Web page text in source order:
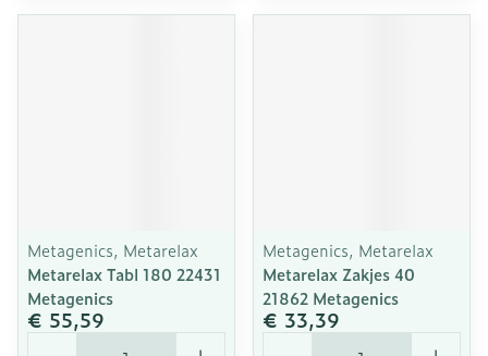
Metagenics, Metarelax
Metarelax Tabl 180 22431
Metagenics
€ 55,59
Aantal
Metagenics, Metarelax
Metarelax Zakjes 40
21862 Metagenics
€ 33,39
Aantal